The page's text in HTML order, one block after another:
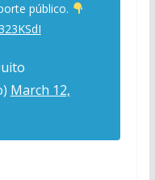
público.
March 12,